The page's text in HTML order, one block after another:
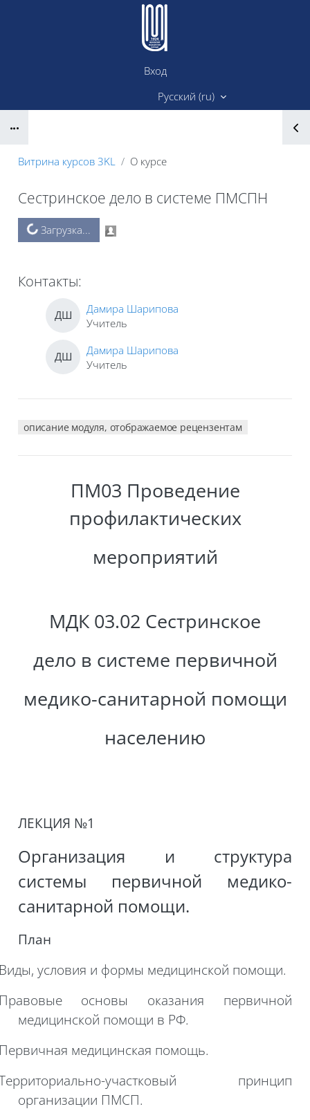
Перейти к основному содержанию
Вход
Русский ‎(ru)‎
Витрина курсов 3KL О курсе
Сестринское дело в системе ПМСПН
БлокиЗагрузка...
Контакты:
ДШ
Дамира Шарипова
Учитель
ДШ
Дамира Шарипова
Учитель
описание модуля, отображаемое рецензентам
ПМ03 Проведение
профилактических
мероприятий
МДК 03.02 Сестринское
дело в системе первичной
медико-санитарной помощи
населению
ЛЕКЦИЯ №1
Организация и структура
системы первичной медико-
санитарной помощи.
План
условия и формы медицинской помощи.
основы оказания первичной
медицинской помощи в РФ.
медицинская помощь.
участковый принцип
организации ПМСП.